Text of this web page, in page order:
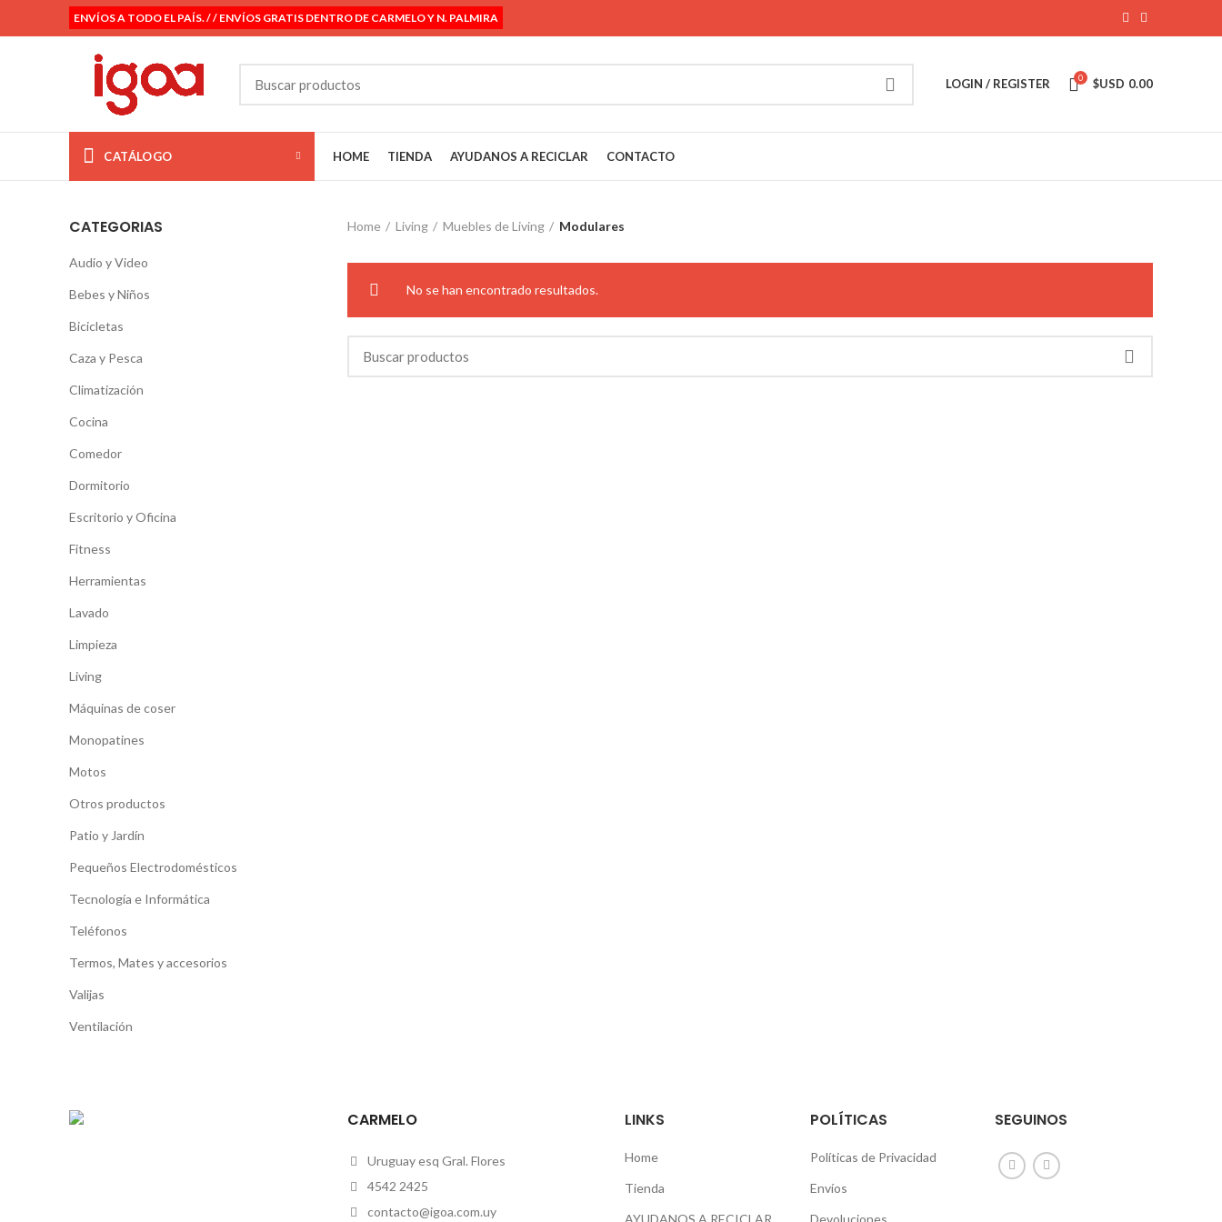
ENVÍOS A TODO EL PAÍS. / / ENVÍOS GRATIS DENTRO DE CARMELO Y N. PALMIRA
LOGIN / REGISTER 0 $USD 0.00
CATÁLOGO HOME TIENDA AYUDANOS A RECICLAR CONTACTO
CATEGORIAS
Audio y Video
Bebes y Niños
Bicicletas
Caza y Pesca
Climatización
Cocina
Comedor
Dormitorio
Escritorio y Oficina
Fitness
Herramientas
Lavado
Limpieza
Living
Máquinas de coser
Monopatines
Motos
Otros productos
Patio y Jardín
Pequeños Electrodomésticos
Tecnología e Informática
Teléfonos
Termos, Mates y accesorios
Valijas
Ventilación
Home Living Muebles de Living Modulares
No se han encontrado resultados.
CARMELO
Uruguay esq Gral. Flores
4542 2425
contacto@igoa.com.uy
LINKS
Home
Tienda
AYUDANOS A RECICLAR
POLÍTICAS
Políticas de Privacidad
Envíos
Devoluciones
SEGUINOS